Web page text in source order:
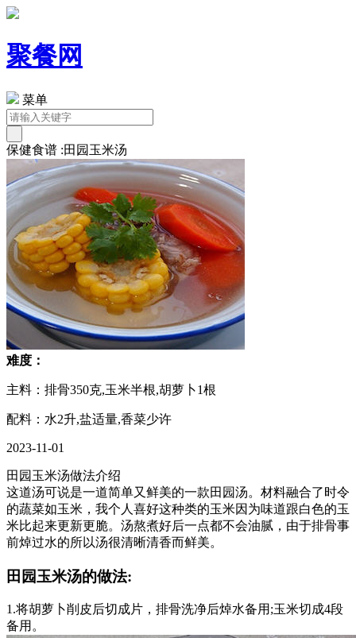
聚餐网
菜单
保健食谱 :田园玉米汤
难度：
主料：排骨350克,玉米半根,胡萝卜1根
配料：水2升,盐适量,香菜少许
2023-11-01
田园玉米汤做法介绍
这道汤可说是一道简单又鲜美的一款田园汤。材料融合了时令
的蔬菜如玉米，我个人喜好这种类的玉米因为味道跟白色的玉
米比起来更新更脆。汤熬煮好后一点都不会油腻，由于排骨事
前焯过水的所以汤很清晰清香而鲜美。
田园玉米汤的做法:
1.将胡萝卜削皮后切成片，排骨洗净后焯水备用;玉米切成4段
备用。